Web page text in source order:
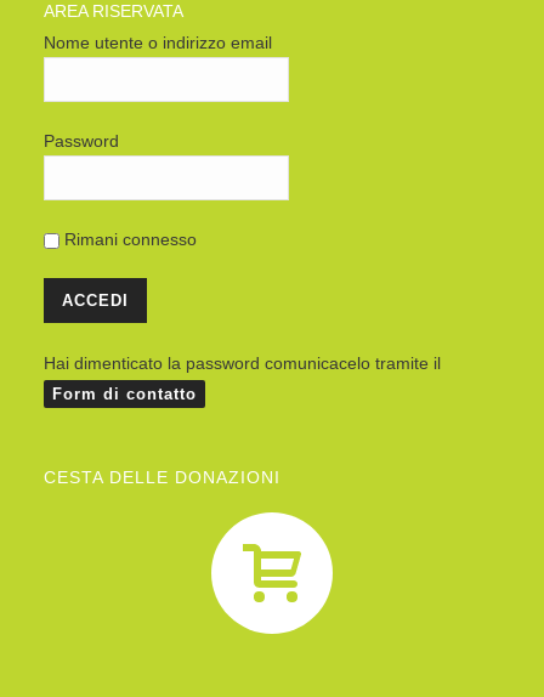
AREA RISERVATA
Nome utente o indirizzo email
Password
Rimani connesso
Hai dimenticato la password comunicacelo tramite il
Form di contatto
CESTA DELLE DONAZIONI